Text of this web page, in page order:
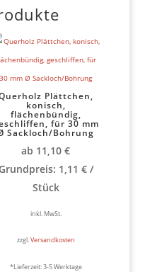
Plättchen,
konisch,
flächenbündig,
für 30 mm
Sackloch/Bohrung
ab 11,10€
Grundpreis: 1,11 €/
Stück
inkl. MwSt.
zzgl.Versandkosten
*Lieferzeit:3-5 Werktage